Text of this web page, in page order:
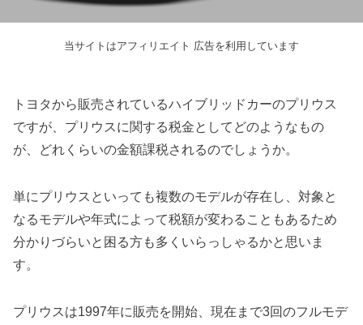
当サイトはアフィリエイト 広告を利用しています
トヨタから販売されているハイブリッドカーのプリウス
ですが、プリウスに関する税金としてどのようなもの
が、どれくらいの金額課税されるのでしょうか。
単にプリウスといっても複数のモデルが存在し、対象と
なるモデルや年式によって税額が変わることもあるため
分かりづらいと困る方も多くいらっしゃるかと思いま
す。
プリウスは1997年に販売を開始、現在まで3回のフルモデ